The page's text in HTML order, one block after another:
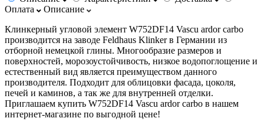
Оплата
Описание
Клинкерный угловой элемент W752DF14 Vascu ardor carbo
производится на заводе Feldhaus Klinker в Германии из
отборной немецкой глины. Многообразие размеров и
поверхностей, морозоустойчивость, низкое водопоглощение и
естественный вид является преимуществом данного
производителя. Подходит для облицовки фасада, цоколя,
печей и каминов, а так же для внутренней отделки.
Приглашаем купить W752DF14 Vascu ardor carbo в нашем
интернет-магазине по выгодной цене!